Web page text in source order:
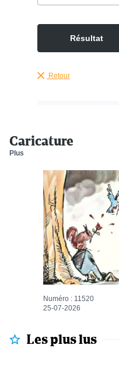
Résultat
Retour
Caricature
Plus
Numéro : 11520
25-07-2026
Les plus lus